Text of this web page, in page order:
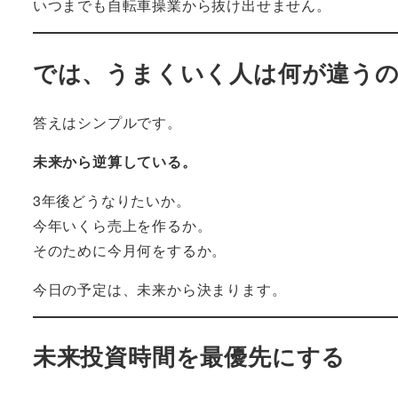
いつまでも自転車操業から抜け出せません。
では、うまくいく人は何が違う
答えはシンプルです。
未来から逆算している。
3年後どうなりたいか。
今年いくら売上を作るか。
そのために今月何をするか。
今日の予定は、未来から決まります。
未来投資時間を最優先にする